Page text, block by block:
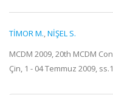
TİMOR M.,NİŞEL S.
MCDM 2009, 20th MCDM
Çin, 1 - 04 Temmuz 2009,